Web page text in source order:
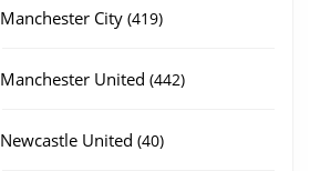
Manchester City 419419
Manchester United 442442
Newcastle United 4040